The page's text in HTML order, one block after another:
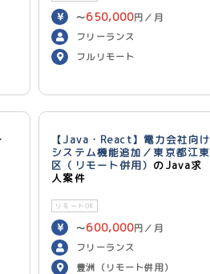
〜650,000円／月
フリーランス
フルリモート
【Java・React】電力会社向け
システム機能追加／東京都江東
区（リモート併用） のJava求
人案件
リモートOK
〜600,000円／月
フリーランス
豊洲（リモート併用）